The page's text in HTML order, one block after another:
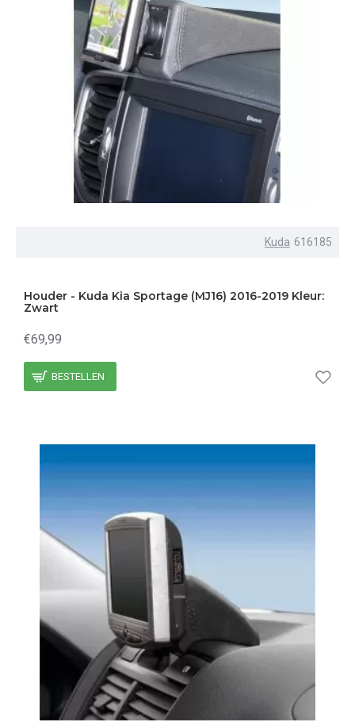
Kuda 616185
Houder - Kuda Kia Sportage (MJ16) 2016-2019 Kleur:
Zwart
€69,99
BESTELLEN